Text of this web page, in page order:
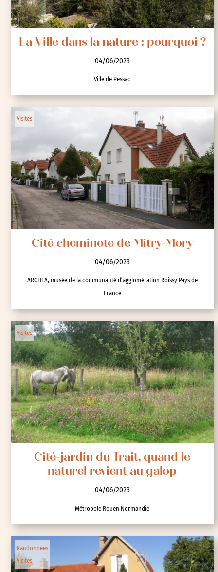
La Ville dans la nature : pourquoi ?
04/06/2023
Ville de Pessac
Visites
Cité cheminote de Mitry-Mory
04/06/2023
ARCHEA, musée de la communauté d’agglomération Roissy Pays de
France
Visites
Cité-jardin du Trait, quand le
naturel revient au galop
04/06/2023
Métropole Rouen Normandie
Randonnées
Visites